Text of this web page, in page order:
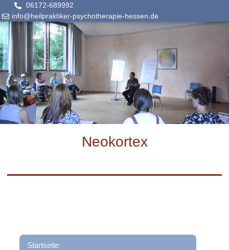
06172-689992
info@heilpraktiker-psychotherapie-hessen.de
Neokortex
Startseite